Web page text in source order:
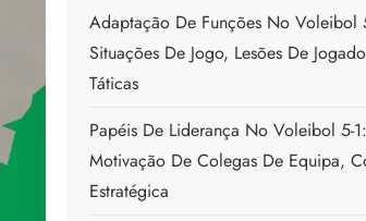
Adaptação De Funções No Voleibol
Situações De Jogo, Lesões De
Táticas
Papéis De Liderança No Voleibol 5-
Motivação De Colegas De Equipa,
Estratégica